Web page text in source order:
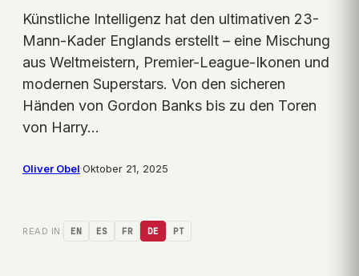
Künstliche Intelligenz hat den ultimativen 23-
Mann-Kader Englands erstellt – eine Mischung
aus Weltmeistern, Premier-League-Ikonen und
modernen Superstars. Von den sicheren
Händen von Gordon Banks bis zu den Toren
von Harry…
Oliver Obel·Oktober 21, 2025
READ IN: EN ES FR DE PT